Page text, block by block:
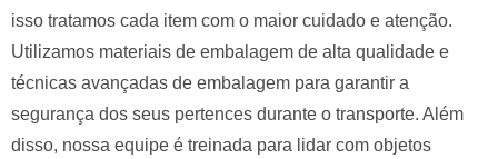
isso tratamos cada item com o maior cuidado e atenção.
Utilizamos materiais de embalagem de alta qualidade e
técnicas avançadas de embalagem para garantir a
segurança dos seus pertences durante o transporte. Além
disso, nossa equipe é treinada para lidar com objetos